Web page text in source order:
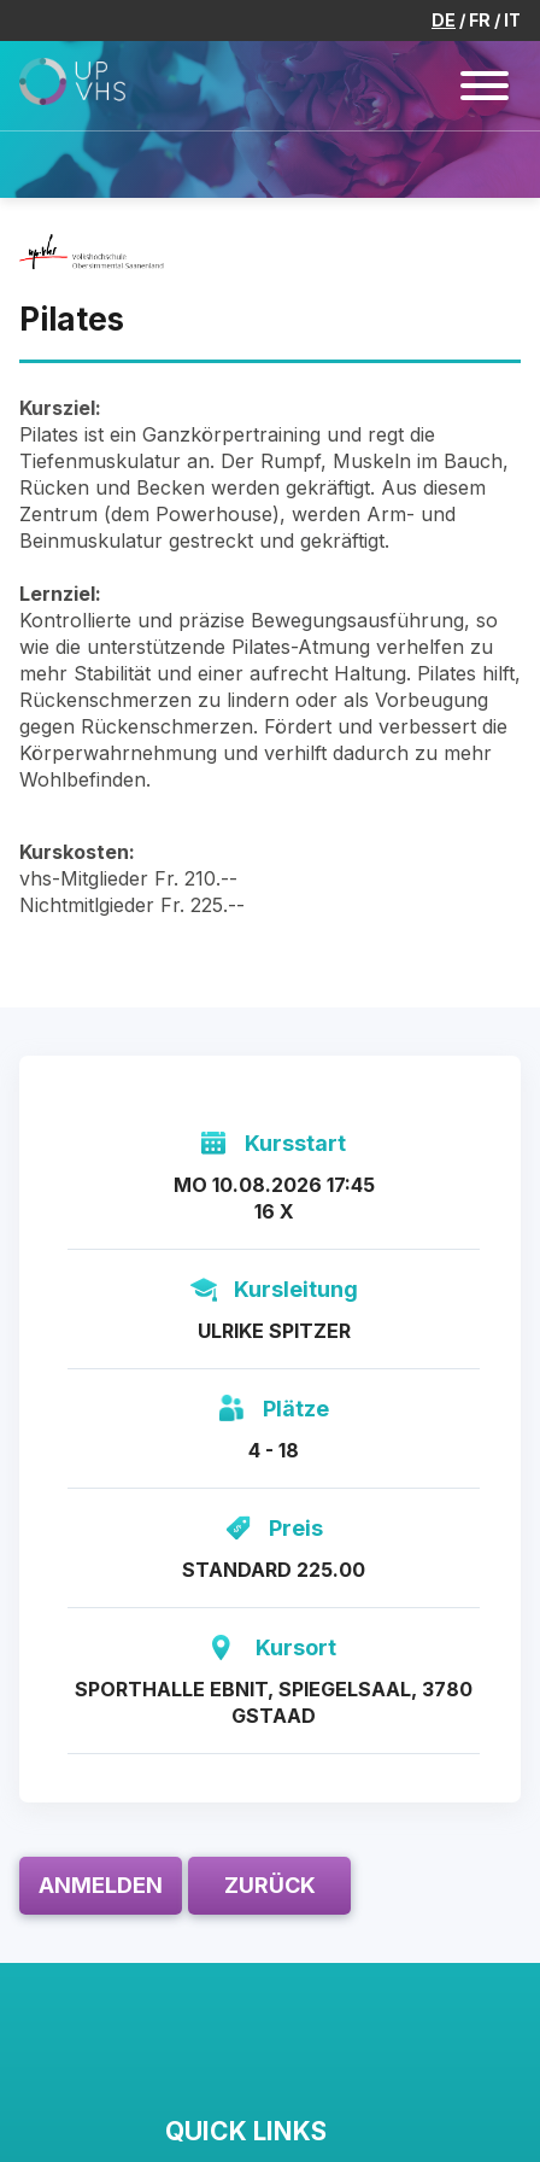
DE FR IT
Pilates
Kursziel:
Pilates ist ein Ganzkörpertraining und regt die
Tiefenmuskulatur an. Der Rumpf, Muskeln im Bauch,
Rücken und Becken werden gekräftigt. Aus diesem
Zentrum (dem Powerhouse), werden Arm- und
Beinmuskulatur gestreckt und gekräftigt.
Lernziel:
Kontrollierte und präzise Bewegungsausführung, so
wie die unterstützende Pilates-Atmung verhelfen zu
mehr Stabilität und einer aufrecht Haltung. Pilates hilft,
Rückenschmerzen zu lindern oder als Vorbeugung
gegen Rückenschmerzen. Fördert und verbessert die
Körperwahrnehmung und verhilft dadurch zu mehr
Wohlbefinden.
Kurskosten:
vhs-Mitglieder Fr. 210.--
Nichtmitlgieder Fr. 225.--
Kursstart
MO 10.08.2026 17:45
16 X
Kursleitung
ULRIKE SPITZER
Plätze
4 - 18
Preis
STANDARD 225.00
Kursort
SPORTHALLE EBNIT, SPIEGELSAAL, 3780
GSTAAD
ANMELDEN ZURÜCK
QUICK LINKS